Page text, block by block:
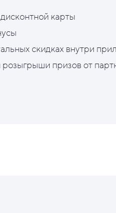
карты
скидках внутри
призов от